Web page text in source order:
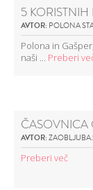
5 KORISTNIH
AVTOR: POLONA
Polona in
naši ... Preberi
ČASOVNICA
AVTOR:
Preberi več